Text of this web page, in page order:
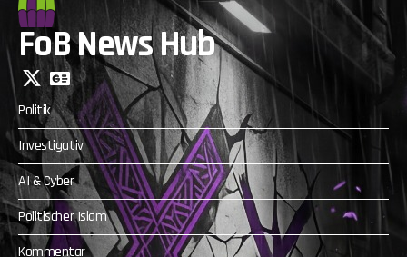
FoB News Hub
Politik
Investigativ
AI & Cyber
Politischer Islam
Kommentar